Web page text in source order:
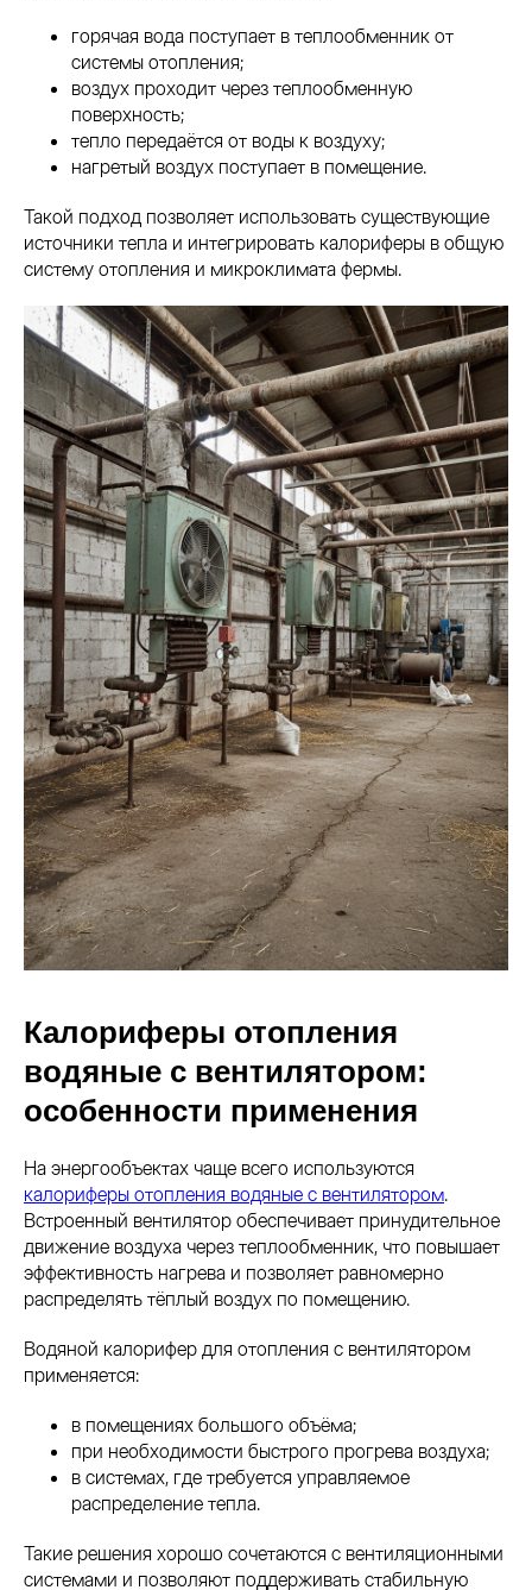
горячая вода поступает в теплообменник от
системы отопления;
воздух проходит через теплообменную
поверхность;
тепло передаётся от воды к воздуху;
нагретый воздух поступает в помещение.
Такой подход позволяет использовать существующие
источники тепла и интегрировать калориферы в общую
систему отопления и микроклимата фермы.
Калориферы отопления
водяные с вентилятором:
особенности применения
На энергообъектах чаще всего используются
калориферы отопления водяные с вентилятором.
Встроенный вентилятор обеспечивает принудительное
движение воздуха через теплообменник, что повышает
эффективность нагрева и позволяет равномерно
распределять тёплый воздух по помещению.
Водяной калорифер для отопления с вентилятором
применяется:
в помещениях большого объёма;
при необходимости быстрого прогрева воздуха;
в системах, где требуется управляемое
распределение тепла.
Такие решения хорошо сочетаются с вентиляционными
системами и позволяют поддерживать стабильную